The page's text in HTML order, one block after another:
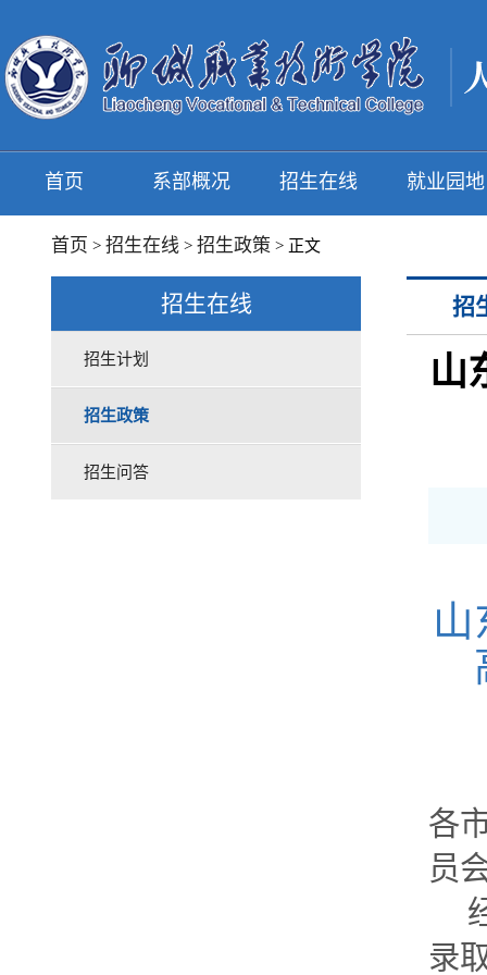
首页 系部概况 招生在线 就业园地
首页 > 招生在线 > 招生政策 > 正文
招生在线
招生计划
招生政策
招生问答
招
山
山
各
员
录